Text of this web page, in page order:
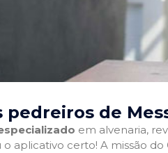
pedreiros de
em alvenaria,
aplicativo certo! A missão